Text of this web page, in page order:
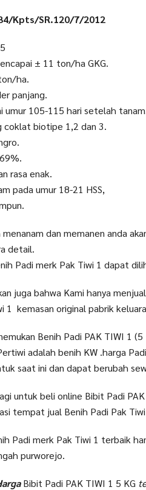
Kpts/SR.120/7/2012
± 11 ton/ha GKG.
ha.
panjang.
umur 105-115 hari setelah
coklat biotipe 1,2 dan 3.
rasa enak.
pada umur 18-21 HSS,
dan memanen anda
detail.
Padi merk Pak Tiwi 1 dapat
juga bahwa Kami hanya
1 kemasan original pabrik
Benih Padi PAK TIWI 1
adalah benih KW .harga
saat ini dan dapat berubah
untuk beli online Bibit Padi
tempat jual Benih Padi Pak
Padi merk Pak Tiwi 1 terbaik
purworejo.
Bibit Padi PAK TIWI 1 5 KG